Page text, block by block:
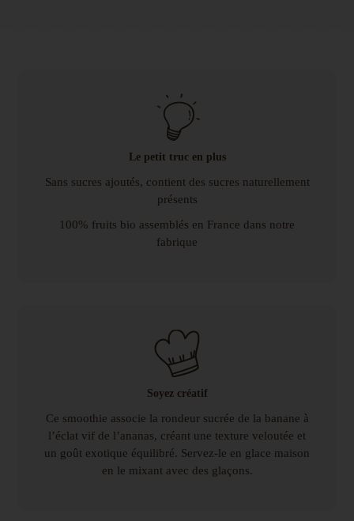
Le petit truc en plus
Sans sucres ajoutés, contient des sucres naturellement
présents
100% fruits bio assemblés en France dans notre
fabrique
Soyez créatif
Ce smoothie associe la rondeur sucrée de la banane à
l’éclat vif de l’ananas, créant une texture veloutée et
un goût exotique équilibré. Servez-le en glace maison
en le mixant avec des glaçons.